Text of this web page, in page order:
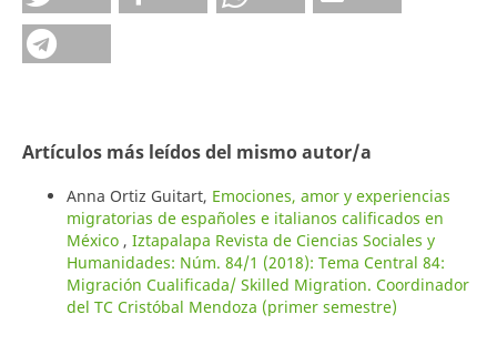
Artículos más leídos del mismo autor/a
Anna Ortiz Guitart, Emociones, amor y experiencias
migratorias de españoles e italianos calificados en
México , Iztapalapa Revista de Ciencias Sociales y
Humanidades: Núm. 84/1 (2018): Tema Central 84:
Migración Cualificada/ Skilled Migration. Coordinador
del TC Cristóbal Mendoza (primer semestre)